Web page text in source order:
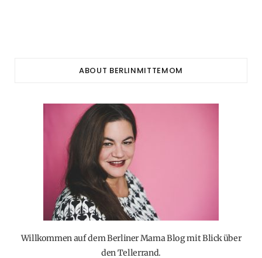
ABOUT BERLINMITTEMOM
Willkommen auf dem Berliner Mama Blog mit Blick über
den Tellerrand.